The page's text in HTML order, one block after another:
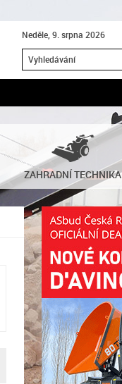
Neděle, 9. srpna 2026
ZAHRADNÍ TECHNIKA